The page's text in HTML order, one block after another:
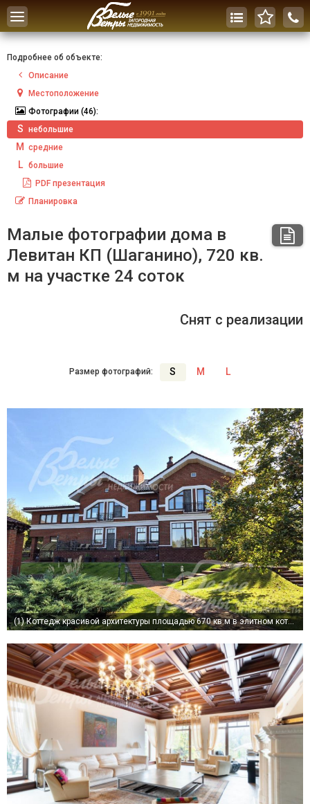
Toggle
navigation
Подробнее об объекте:
Описание
Местоположение
Фотографии (46):
S небольшие
M средние
L
большие
PDF презентация
Планировка
Малые фотографии дома в
Левитан КП (Шаганино), 720 кв.
м на участке 24 соток
Снят с реализации
Размер фотографий: S M L
(1)Коттедж красивой архитектуры площадью 670 кв.м в элитном коттеджном поселке Левитан